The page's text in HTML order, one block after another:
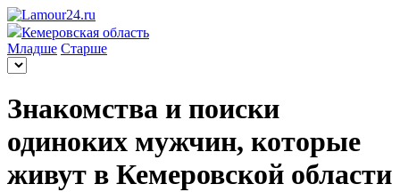
Кемеровская область
Младше Старше
Знакомства и поиски
одиноких мужчин, которые
живут в Кемеровской области